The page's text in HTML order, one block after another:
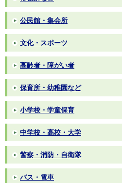
公民館・集会所
文化・スポーツ
高齢者・障がい者
保育所・幼稚園など
小学校・学童保育
中学校・高校・大学
警察・消防・自衛隊
バス・電車